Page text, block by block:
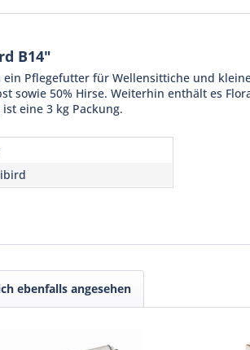
B14"
Pflegefutter für Wellensittiche und
sowie 50% Hirse. Weiterhin enthält es
eine 3 kg Packung.
ebenfalls angesehen